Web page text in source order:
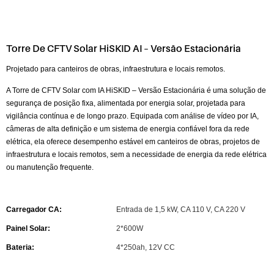
Torre De CFTV Solar HiSKID AI – Versão Estacionária
Projetado para canteiros de obras, infraestrutura e locais remotos.
A Torre de CFTV Solar com IA HiSKID – Versão Estacionária é uma solução de
segurança de posição fixa, alimentada por energia solar, projetada para
vigilância contínua e de longo prazo. Equipada com análise de vídeo por IA,
câmeras de alta definição e um sistema de energia confiável fora da rede
elétrica, ela oferece desempenho estável em canteiros de obras, projetos de
infraestrutura e locais remotos, sem a necessidade de energia da rede elétrica
ou manutenção frequente.
Carregador CA: Entrada de 1,5 kW, CA 110 V, CA 220 V
Painel Solar: 2*600W
Bateria: 4*250ah, 12V CC